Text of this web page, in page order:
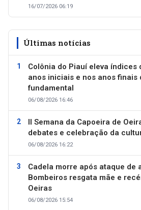
16/07/2026 06:19
Últimas notícias
Colônia do Piauí eleva índices
anos iniciais e nos anos finais
fundamental
06/08/2026 16:46
II Semana da Capoeira de
debates e celebração da
06/08/2026 16:22
Cadela morre após ataque de
Bombeiros resgata mãe e
Oeiras
06/08/2026 15:54